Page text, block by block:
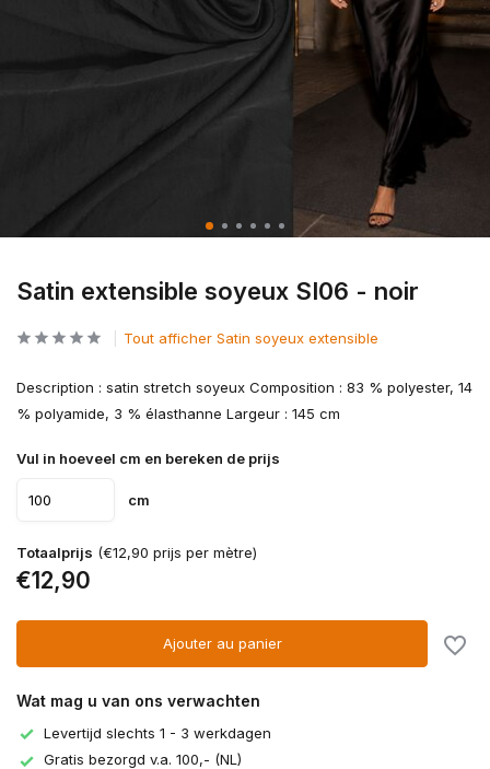
Satin extensible soyeux SI06 - noir
Tout afficher Satin soyeux extensible
Description : satin stretch soyeux Composition : 83 % polyester, 14
% polyamide, 3 % élasthanne Largeur : 145 cm
Vul in hoeveel cm en bereken de prijs
cm
Totaalprijs (€12,90 prijs per mètre)
€12,90
Ajouter au panier
Wat mag u van ons verwachten
Levertijd slechts 1 - 3 werkdagen
Gratis bezorgd v.a. 100,- (NL)